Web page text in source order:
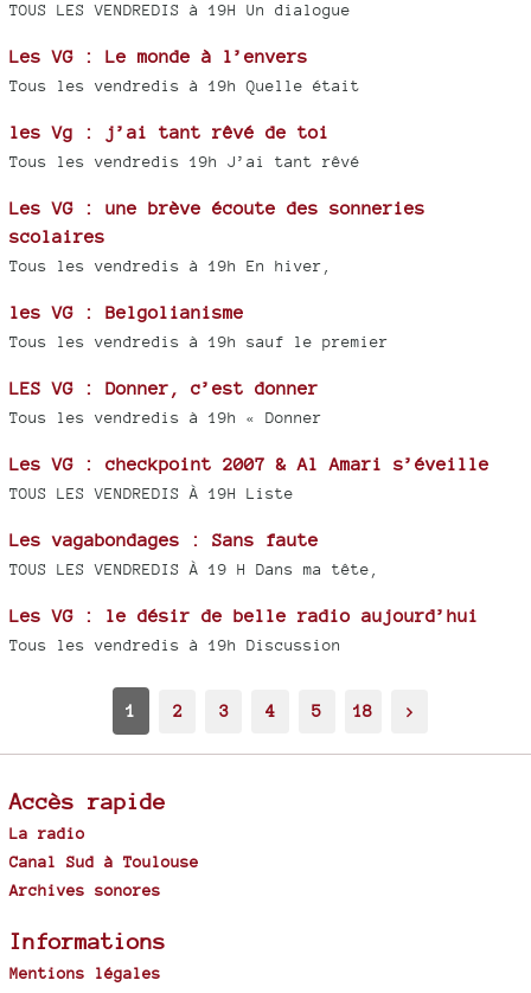
TOUS LES VENDREDIS à 19H Un dialogue
Les VG : Le monde à l’envers
Tous les vendredis à 19h Quelle était
les Vg : j’ai tant rêvé de toi
Tous les vendredis 19h J’ai tant rêvé
Les VG : une brève écoute des sonneries
scolaires
Tous les vendredis à 19h En hiver,
les VG : Belgolianisme
Tous les vendredis à 19h sauf le premier
LES VG : Donner, c’est donner
Tous les vendredis à 19h « Donner
Les VG : checkpoint 2007 & Al Amari s’éveille
TOUS LES VENDREDIS À 19H Liste
Les vagabondages : Sans faute
TOUS LES VENDREDIS À 19 H Dans ma tête,
Les VG : le désir de belle radio aujourd’hui
Tous les vendredis à 19h Discussion
1 2 3 4 5 18 >
Accès rapide
La radio
Canal Sud à Toulouse
Archives sonores
Informations
Mentions légales